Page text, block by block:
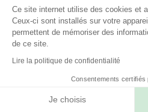
JOUR 59 : VOL
RETOUR DE
Selon l'horaire de
êtes accompagnés à
vol de retour vers l'Europe.
Ce site internet utilise des cookies et
Ceux-ci sont installés sur votre
permettent de mémoriser des
de ce site.
Lire la politique de confidentialité
Consentements certifiés
Je choisis